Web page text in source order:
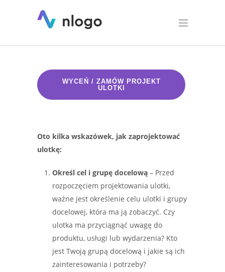
Ulotka – jak zaprojektować?
WYCEŃ / ZAMÓW PROJEKT
ULOTKI
Oto kilka wskazówek, jak zaprojektować
ulotkę:
Określ cel i grupę docelową – Przed
rozpoczęciem projektowania ulotki,
ważne jest określenie celu ulotki i grupy
docelowej, która ma ją zobaczyć. Czy
ulotka ma przyciągnąć uwagę do
produktu, usługi lub wydarzenia? Kto
jest Twoją grupą docelową i jakie są ich
zainteresowania i potrzeby?